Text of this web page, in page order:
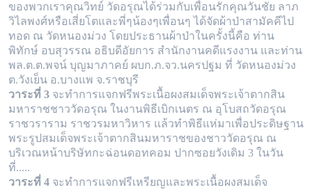
ของพวกเราคุณวิทย์ วัดอรุณได้ร่วมกับเพื่อนรักคุณวันชัย ลาภ
วิไลพงศ์หรือเสี่ยโตและพี่ๆน้องๆเพื่อนๆ ได้จัดผ้าป่าสามัคคีไป
ทอด ณ วัดหนองม่วง โดยประธานผ้าป่าในครั้งนี้คือ ท่าน
พิทักษ์ อบสุวรรณ อธิบดีอัยการ สำนักงานคดีแรงงาน และท่าน
พล.ต.ต.พจน์ บุญมาภาคย์ ผบก.ภ.จว.นครปฐม ที่ วัดหนองม่วง
ต.วังเย็น อ.บางแพ จ.ราชบุรี
วาระที่ 3 จะทำการแจกฟรีพระเนื้อผงสมเด็จพระเจ้าตากสิน
มหาราชชาววัดอรุณ ในงานพิธีเบิกเนตร ณ อุโบสถวัดอรุณ
ราชวราราม ราชวรมหาวิหาร แล้วทำพิธีแห่มาเพื่อประดิษฐาน
พระรูปสมเด็จพระเจ้าตากสินมหาราชของชาววัดอรุณ ณ
บริเวณหน้าบริษัทกะฉ่อนดอทคอม ปากซอยวังเดิม 3 ในวัน
ที่.....
วาระที่ 4 จะทำการแจกฟรีเหรียญและพระเนื้อผงสมเด็จ